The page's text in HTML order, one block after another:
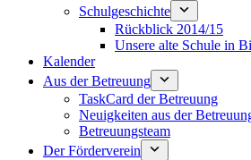
Schulgeschichte
Rückblick 2014/15
Unsere alte Schule in
Kalender
Aus der Betreuung
TaskCard der Betreuung
Neuigkeiten aus der
Betreuungsteam
Der Förderverein